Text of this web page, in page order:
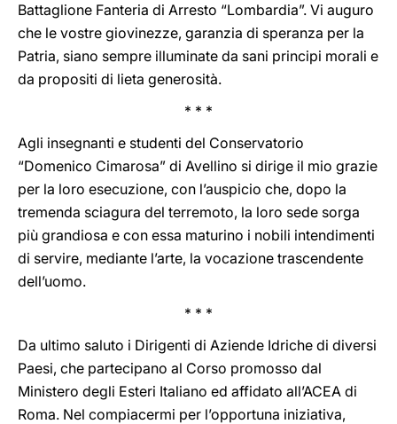
Battaglione Fanteria di Arresto “Lombardia”. Vi auguro
che le vostre giovinezze, garanzia di speranza per la
Patria, siano sempre illuminate da sani principi morali e
da propositi di lieta generosità.
* * *
Agli insegnanti e studenti del Conservatorio
“Domenico Cimarosa” di Avellino si dirige il mio grazie
per la loro esecuzione, con l’auspicio che, dopo la
tremenda sciagura del terremoto, la loro sede sorga
più grandiosa e con essa maturino i nobili intendimenti
di servire, mediante l’arte, la vocazione trascendente
dell’uomo.
* * *
Da ultimo saluto i Dirigenti di Aziende Idriche di diversi
Paesi, che partecipano al Corso promosso dal
Ministero degli Esteri Italiano ed affidato all’ACEA di
Roma. Nel compiacermi per l’opportuna iniziativa,